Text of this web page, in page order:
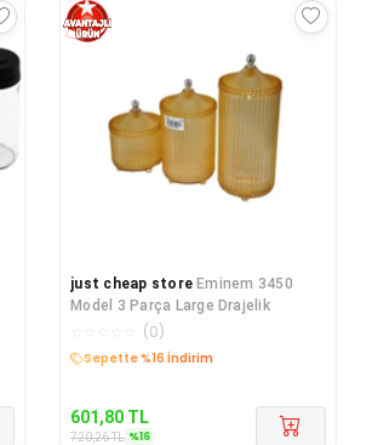
just cheap store Eminem 3450
Model 3 Parça Large Drajelik
(0)
Kargo Bedava
601,80 TL
720,26TL %16